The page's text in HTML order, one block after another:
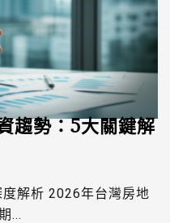
趨勢：5大關鍵解
解析 2026年台灣房地
...